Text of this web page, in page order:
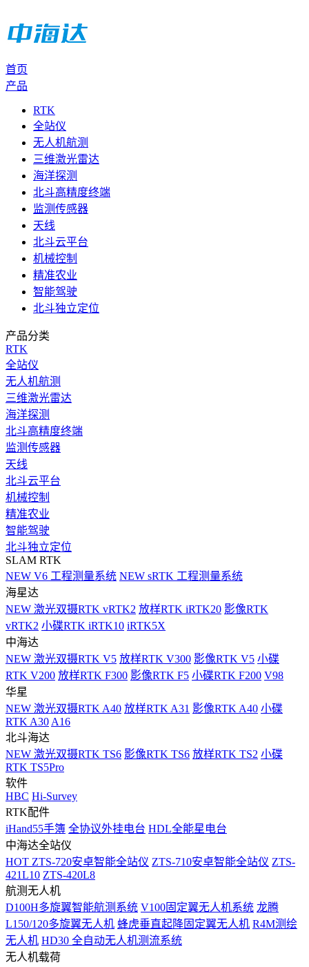
首页
产品
RTK
全站仪
无人机航测
三维激光雷达
海洋探测
北斗高精度终端
监测传感器
天线
北斗云平台
机械控制
精准农业
智能驾驶
北斗独立定位
产品分类
RTK
全站仪
无人机航测
三维激光雷达
海洋探测
北斗高精度终端
监测传感器
天线
北斗云平台
机械控制
精准农业
智能驾驶
北斗独立定位
SLAM RTK
NEW V6 工程测量系统 NEW sRTK 工程测量系统
海星达
NEW 激光双摄RTK vRTK2 放样RTK iRTK20 影像RTK
vRTK2 小碟RTK iRTK10 iRTK5X
中海达
NEW 激光双摄RTK V5 放样RTK V300 影像RTK V5 小碟
RTK V200 放样RTK F300 影像RTK F5 小碟RTK F200 V98
华星
NEW 激光双摄RTK A40 放样RTK A31 影像RTK A40 小碟
RTK A30 A16
北斗海达
NEW 激光双摄RTK TS6 影像RTK TS6 放样RTK TS2 小碟
RTK TS5Pro
软件
HBC Hi-Survey
RTK配件
iHand55手簿 全协议外挂电台 HDL全能星电台
中海达全站仪
HOT ZTS-720安卓智能全站仪 ZTS-710安卓智能全站仪 ZTS-
421L10 ZTS-420L8
航测无人机
D100H多旋翼智能航测系统 V100固定翼无人机系统 龙腾
L150/120多旋翼无人机 蜂虎垂直起降固定翼无人机 R4M测绘
无人机 HD30 全自动无人机测流系统
无人机载荷